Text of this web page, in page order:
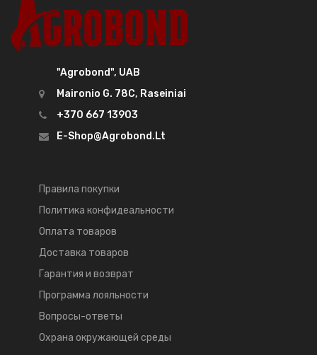
"Agrobond", UAB
Maironio G. 78C, Raseiniai
+370 667 13903
E-Shop@agrobond.lt
Правила покупки
Политика конфидеальности
Оплата товаров
Доставка товаров
Гарантия и возврат
Программа лояльности
Вопросы-ответы
Охрана окружающей среды